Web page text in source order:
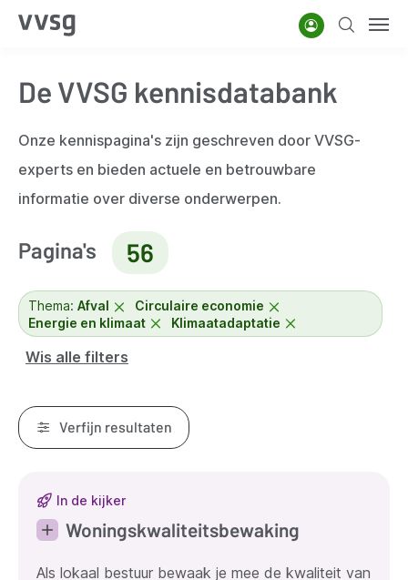
Overslaan
gaan
AccountZoeken
De VVSG kennisdatabank
Onze kennispagina's zijn geschreven door VVSG-
experts en bieden actuele en betrouwbare
informatie over diverse onderwerpen.
Pagina's 56
Thema: Afval
Circulaire economie
Energie en klimaat
Klimaatadaptatie
Wis alle filters
Verfijn resultaten
Resultaten
In de kijker
Woningskwaliteitsbewaking
Als lokaal bestuur bewaak je mee de kwaliteit van